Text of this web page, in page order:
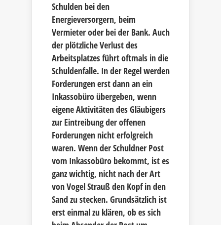
Schulden bei den
Energieversorgern, beim
Vermieter oder bei der Bank. Auch
der plötzliche Verlust des
Arbeitsplatzes führt oftmals in die
Schuldenfalle. In der Regel werden
Forderungen erst dann an ein
Inkassobüro übergeben, wenn
eigene Aktivitäten des Gläubigers
zur Eintreibung der offenen
Forderungen nicht erfolgreich
waren. Wenn der Schuldner Post
vom Inkassobüro bekommt, ist es
ganz wichtig, nicht nach der Art
von Vogel Strauß den Kopf in den
Sand zu stecken. Grundsätzlich ist
erst einmal zu klären, ob es sich